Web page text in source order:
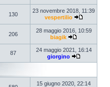
130
23 novembre 2018, 11:39
vespertilio
206
28 maggio 2016, 10:59
biagik
87
24 maggio 2021, 16:14
giorgino
15 giugno 2020, 22:14